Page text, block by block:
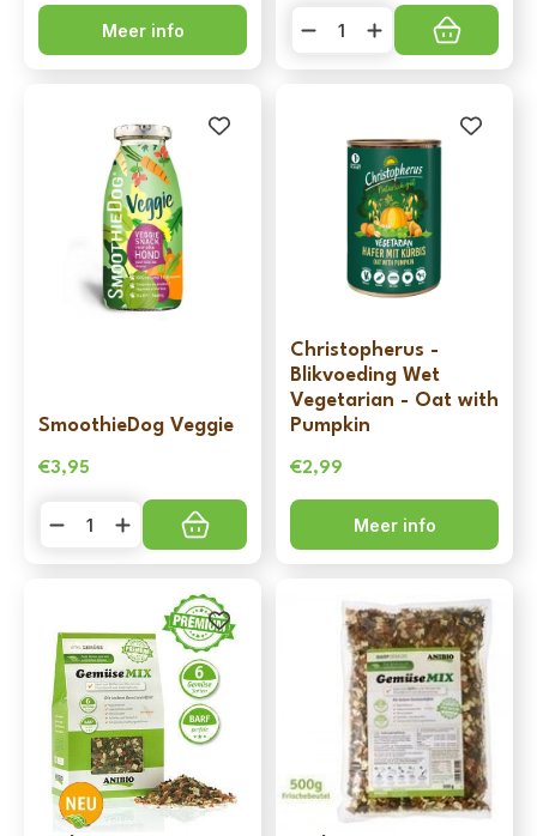
Meer info
SmoothieDog
Sweet
SmoothieDog Veggie
€3,95
SmoothieDog
Veggie
Christopherus -
Blikvoeding Wet
Vegetarian - Oat with
Pumpkin
€2,99
Meer info